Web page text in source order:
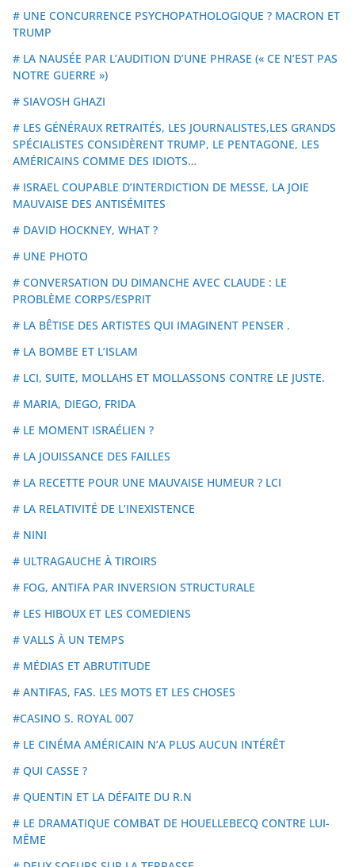
# UNE CONCURRENCE PSYCHOPATHOLOGIQUE ? MACRON ET
TRUMP
# LA NAUSÉE PAR L’AUDITION D’UNE PHRASE (« CE N’EST PAS
NOTRE GUERRE »)
# SIAVOSH GHAZI
# LES GÉNÉRAUX RETRAITÉS, LES JOURNALISTES,LES GRANDS
SPÉCIALISTES CONSIDÈRENT TRUMP, LE PENTAGONE, LES
AMÉRICAINS COMME DES IDIOTS…
# ISRAEL COUPABLE D’INTERDICTION DE MESSE, LA JOIE
MAUVAISE DES ANTISÉMITES
# DAVID HOCKNEY, WHAT ?
# UNE PHOTO
# CONVERSATION DU DIMANCHE AVEC CLAUDE : LE
PROBLÈME CORPS/ESPRIT
# LA BÊTISE DES ARTISTES QUI IMAGINENT PENSER .
# LA BOMBE ET L’ISLAM
# LCI, SUITE, MOLLAHS ET MOLLASSONS CONTRE LE JUSTE.
# MARIA, DIEGO, FRIDA
# LE MOMENT ISRAÉLIEN ?
# LA JOUISSANCE DES FAILLES
# LA RECETTE POUR UNE MAUVAISE HUMEUR ? LCI
# LA RELATIVITÉ DE L’INEXISTENCE
# NINI
# ULTRAGAUCHE À TIROIRS
# FOG, ANTIFA PAR INVERSION STRUCTURALE
# LES HIBOUX ET LES COMEDIENS
# VALLS À UN TEMPS
# MÉDIAS ET ABRUTITUDE
# ANTIFAS, FAS. LES MOTS ET LES CHOSES
#CASINO S. ROYAL 007
# LE CINÉMA AMÉRICAIN N’A PLUS AUCUN INTÉRÊT
# QUI CASSE ?
# QUENTIN ET LA DÉFAITE DU R.N
# LE DRAMATIQUE COMBAT DE HOUELLEBECQ CONTRE LUI-
MÊME